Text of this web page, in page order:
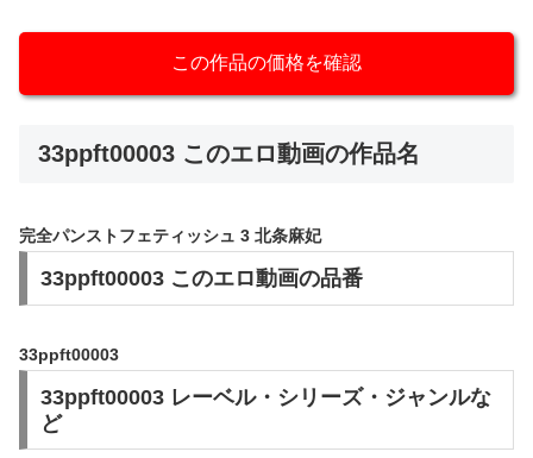
この作品の価格を確認
33ppft00003 このエロ動画の作品名
完全パンストフェティッシュ 3 北条麻妃
33ppft00003 このエロ動画の品番
33ppft00003
33ppft00003 レーベル・シリーズ・ジャンルな
ど